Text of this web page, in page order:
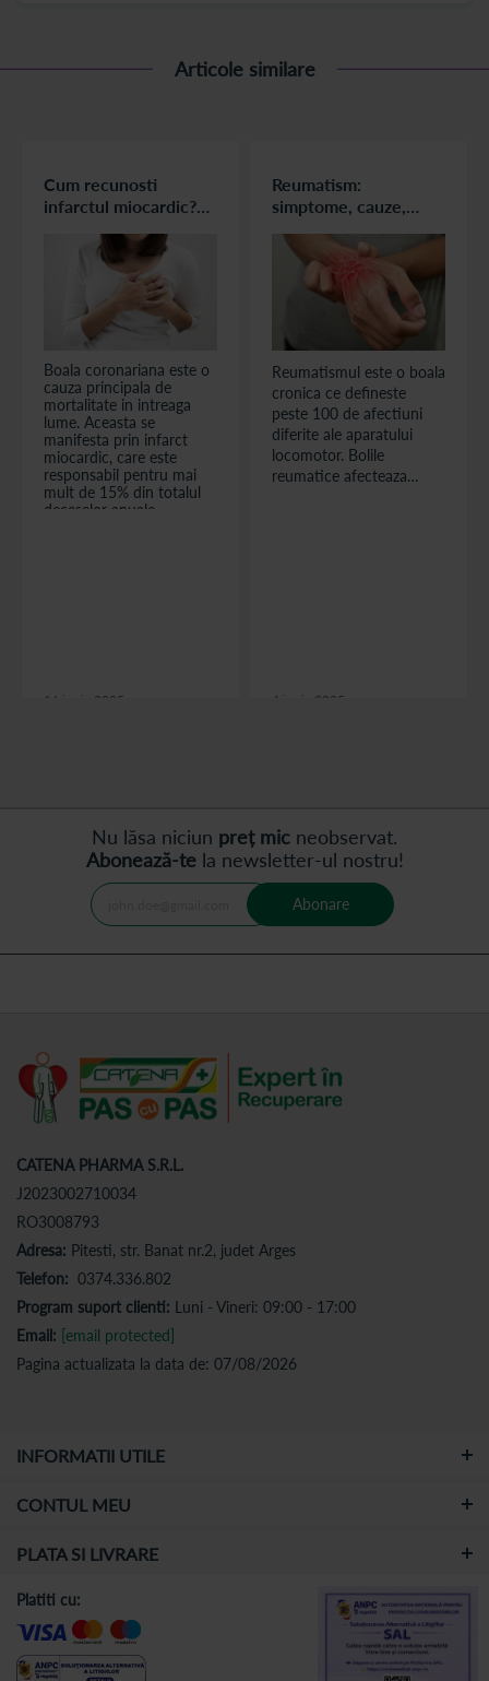
Articole similare
Cum recunosti
infarctul miocardic?
de infarct miocardic
Boala coronariana este o
cauza principala de
mortalitate in intreaga
lume. Aceasta se
manifesta prin infarct
miocardic, care este
responsabil pentru mai
mult de 15% din totalul
deceselor anuale.
16 iunie 2025
Reumatism:
simptome, cauze,
managementul bolii
Reumatismul este o boala
cronica ce defineste
peste 100 de afectiuni
diferite ale aparatului
locomotor. Bolile
reumatice afecteaza
infectiei cu streptococul
4 iunie 2025
Nu lăsa niciun preț mic neobservat.
Abonează-tela newsletter-ul nostru!
Abonare
CATENA PHARMA S.R.L.
J2023002710034
RO3008793
Adresa: Pitesti, str. Banat nr.2, judet Arges
Telefon: 0374.336.802
Program suport clienti: Luni - Vineri: 09:00 - 17:00
Email: [email protected]
Pagina actualizata la data de: 07/08/2026
INFORMATII UTILE
CONTUL MEU
PLATA SI LIVRARE
Platiti cu: